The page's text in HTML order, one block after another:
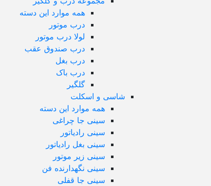
همه موارد این دسته
درب موتور
لولا درب موتور
درب صندوق عقب
درب بغل
درب باک
گلگیر
شاسی و اسکلت
همه موارد این دسته
سینی جا چراغی
سینی رادیاتور
سینی بغل رادیاتور
سینی زیر موتور
سینی نگهدارنده فن
سینی جا قفلی